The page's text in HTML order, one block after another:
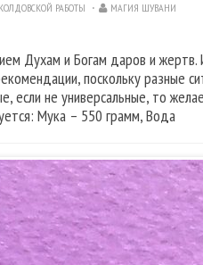
РАБОТЫ МАГИЯ ШУВАНИ
Духам и Богам даров и жертв.
поскольку разные
если не универсальные, то
Мука – 550 грамм, Вода